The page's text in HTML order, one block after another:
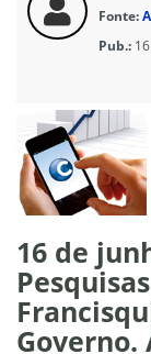
Fonte:
Pub.:
16 de
Governo.